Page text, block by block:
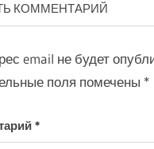
КОММЕНТАРИЙ
email не будет
поля помечены *
*